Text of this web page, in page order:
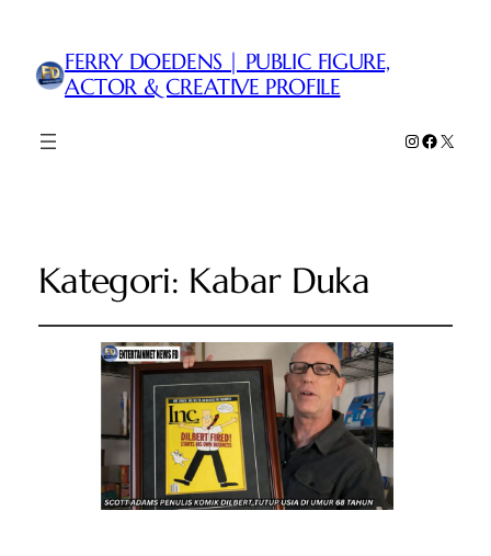
FERRY DOEDENS | PUBLIC FIGURE,
ACTOR & CREATIVE PROFILE
Instagram
Facebook
X
Kategori: Kabar Duka